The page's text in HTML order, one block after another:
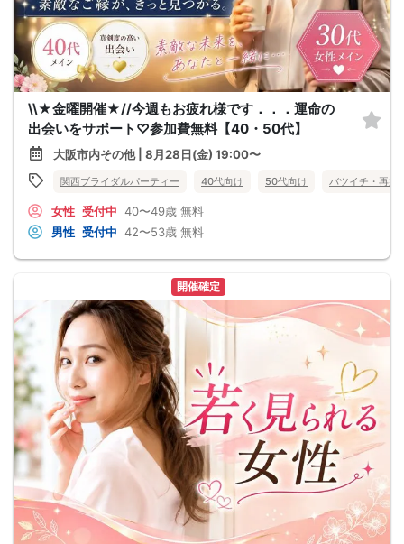
\\★金曜開催★//今週もお疲れ様です．．．運命の
出会いをサポート♡参加費無料【40・50代】
大阪市内その他 | 8月28日(金) 19:00〜
関西ブライダルパーティー 40代向け 50代向け バツイチ・再婚
女性 受付中 40〜49歳 無料
男性 受付中 42〜53歳 無料
開催確定